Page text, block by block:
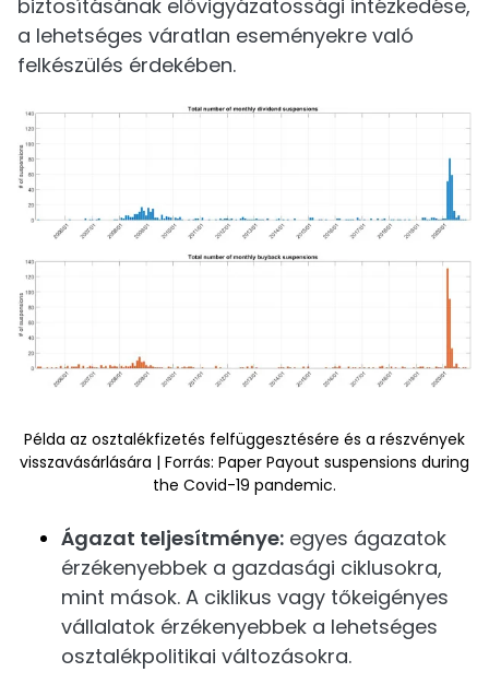
biztosításának elővigyázatossági intézkedése,
a lehetséges váratlan eseményekre való
felkészülés érdekében.
Példa az osztalékfizetés felfüggesztésére és a részvények
visszavásárlására | Forrás: Paper Payout suspensions during
the Covid-19 pandemic.
Ágazat teljesítménye: egyes ágazatok
érzékenyebbek a gazdasági ciklusokra,
mint mások. A ciklikus vagy tőkeigényes
vállalatok érzékenyebbek a lehetséges
osztalékpolitikai változásokra.